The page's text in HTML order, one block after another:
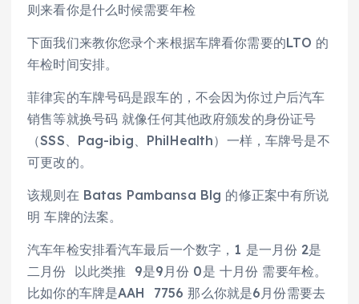
则来看你是什么时候需要年检
下面我们来教你您录个来根据车牌看你需要的LTO 的
年检时间安排。
菲律宾的车牌号码是跟车的，不会因为你过户后汽车
销售等就换号码 就像任何其他政府颁发的身份证号
（SSS、Pag-ibig、PhilHealth）一样，车牌号是不
可更改的。
该规则在 Batas Pambansa Blg 的修正案中有所说
明 车牌的法案。
汽车年检安排看汽车最后一个数字，1 是一月份 2是
二月份 以此类推 9是9月份 0是 十月份 需要年检。
比如你的车牌是AAH 7756 那么你就是6月份需要去